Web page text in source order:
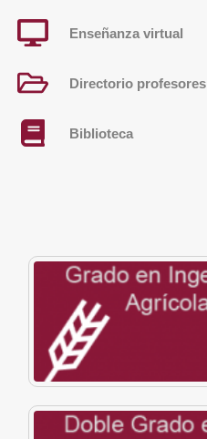
Enseñanza virtual
Directorio profesores
Biblioteca